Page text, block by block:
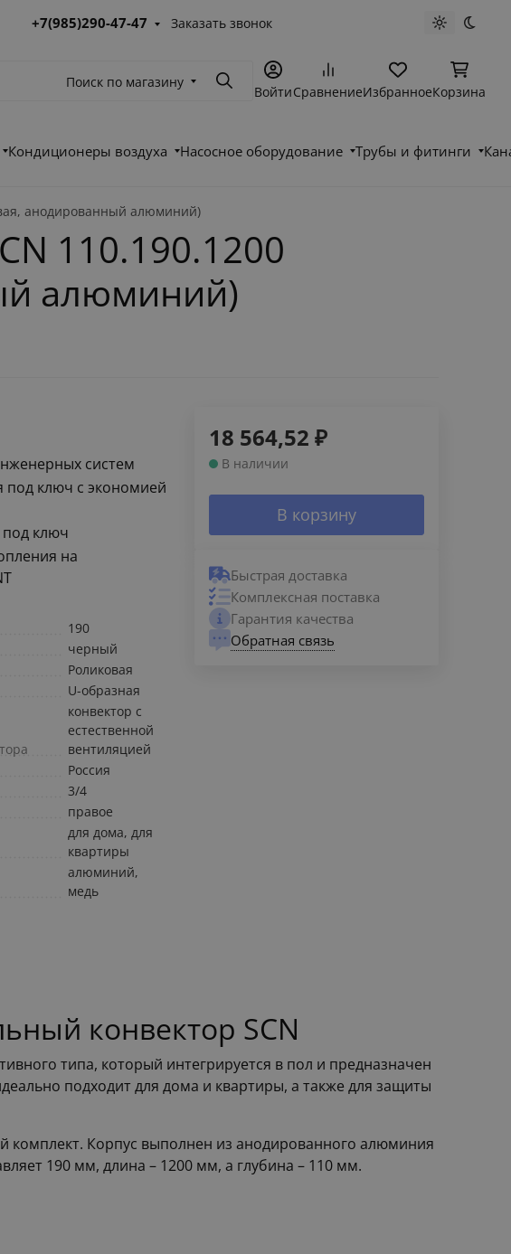
+7(985)290-47-47 Заказать звонок Светлая
Поиск по магазину ПоискВойтиСравнениеИзбранноеКорзина
Кондиционеры воздуха Насосное оборудование Трубы и фитинги
анодированный алюминий)
110.190.1200
алюминий)
систем
ключ с экономией
ключ
на
190
черный
Роликовая
U-образная
конвектор с
естественной
вентиляцией
Россия
3/4
правое
для дома, для
квартиры
алюминий,
медь
18 564,52 ₽
В наличии
В корзину
Быстрая доставка
Комплексная поставка
Гарантия качества
Обратная связь
конвектор SCN
типа, который интегрируется в пол и предназначен
подходит для дома и квартиры, а также для защиты
комплект. Корпус выполнен из анодированного алюминия
190 мм, длина – 1200 мм, а глубина – 110 мм.